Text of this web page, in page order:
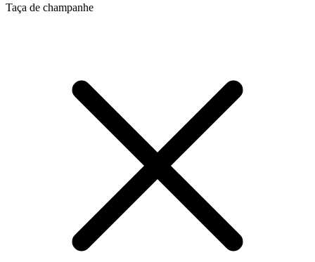
Taça de champanhe